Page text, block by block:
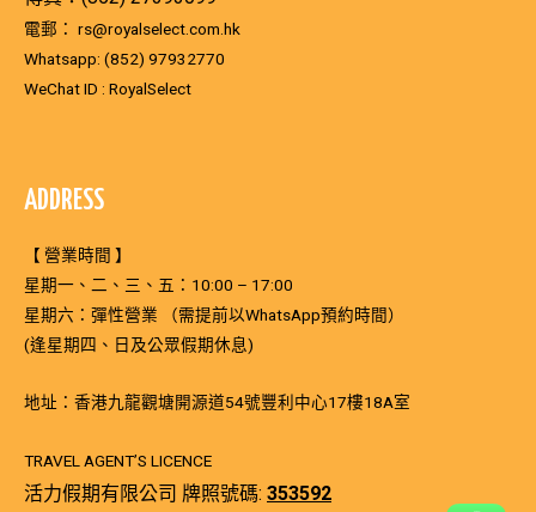
電郵： rs@royalselect.com.hk
Whatsapp: (852) 97932770
WeChat ID : RoyalSelect
ADDRESS
【 營業時間 】
星期一、二、三、五：10:00 – 17:00
星期六：彈性營業 （需提前以WhatsApp預約時間）
(逢星期四、日及公眾假期休息)
地址：香港九龍觀塘開源道54號豐利中心17樓18A室
TRAVEL AGENT’S LICENCE
活力假期有限公司 牌照號碼: 353592